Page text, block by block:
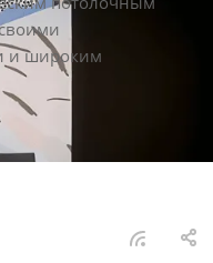
и широким